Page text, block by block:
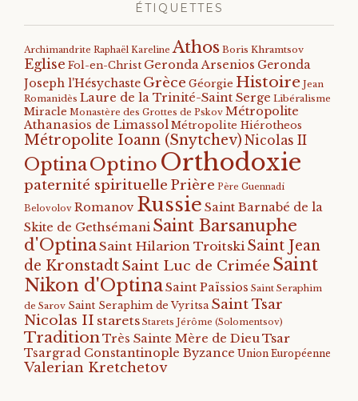
ÉTIQUETTES
Archimandrite Raphaël Kareline Athos Boris Khramtsov
Eglise Fol-en-Christ Geronda Arsenios Geronda
Joseph l'Hésychaste Grèce Géorgie Histoire Jean
Romanidès Laure de la Trinité-Saint Serge Libéralisme
Miracle Monastère des Grottes de Pskov Métropolite
Athanasios de Limassol Métropolite Hiérotheos
Métropolite Ioann (Snytchev) Nicolas II
OptinaOptino Orthodoxie
paternité spirituelle Prière Père Guennadi
Belovolov Romanov Russie Saint Barnabé de la
Skite de Gethsémani Saint Barsanuphe
d'OptinaSaint Hilarion Troitski Saint Jean
de KronstadtSaint Luc de Crimée Saint
Nikon d'OptinaSaint Païssios Saint Seraphim
de Sarov Saint Seraphim de Vyritsa Saint Tsar
Nicolas II starets Starets Jérôme (Solomentsov)
TraditionTrès Sainte Mère de DieuTsar
Tsargrad Constantinople Byzance Union Européenne
Valerian Kretchetov